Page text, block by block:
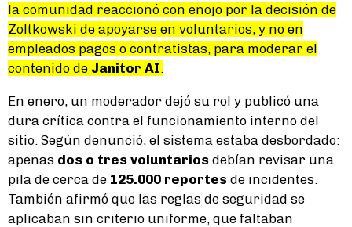
la comunidad reaccionó con enojo por la decisión de
Zoltkowski de apoyarse en voluntarios, y no en
empleados pagos o contratistas, para moderar el
contenido de Janitor AI
En enero, un moderador dejó su rol y publicó una
dura crítica contra el funcionamiento interno del
sitio. Según denunció, el sistema estaba desbordado:
apenas dos o tres voluntarios debían revisar una
pila de cerca de 125.000 reportes de incidentes.
También afirmó que las reglas de seguridad se
aplicaban sin criterio uniforme, que faltaban